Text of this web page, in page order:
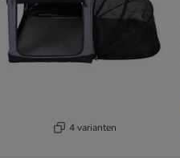
4 varianten